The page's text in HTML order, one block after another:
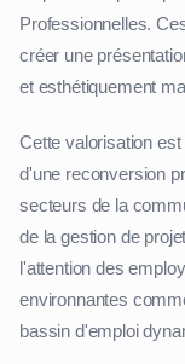
Professionnelles.
créer une
et esthétiquement
Cette valorisation
d'une reconversion
secteurs de la
de la gestion de
l'attention des
environnantes
bassin d'emploi